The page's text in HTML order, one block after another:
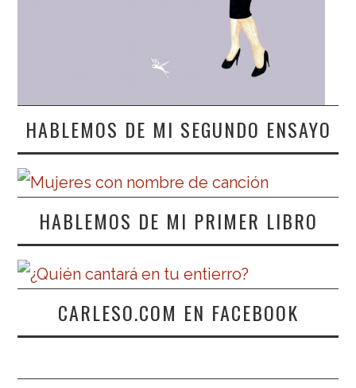
HABLEMOS DE MI SEGUNDO ENSAYO
HABLEMOS DE MI PRIMER LIBRO
CARLESO.COM EN FACEBOOK